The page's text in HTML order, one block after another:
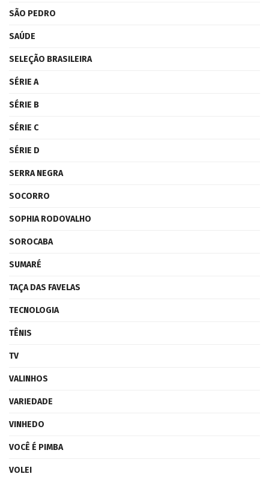
SÃO PEDRO
SAÚDE
SELEÇÃO BRASILEIRA
SÉRIE A
SÉRIE B
SÉRIE C
SÉRIE D
SERRA NEGRA
SOCORRO
SOPHIA RODOVALHO
SOROCABA
SUMARÉ
TAÇA DAS FAVELAS
TECNOLOGIA
TÊNIS
TV
VALINHOS
VARIEDADE
VINHEDO
VOCÊ É PIMBA
VOLEI